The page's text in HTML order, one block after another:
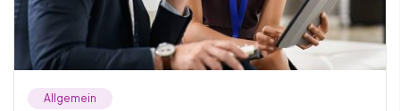
Allgemein